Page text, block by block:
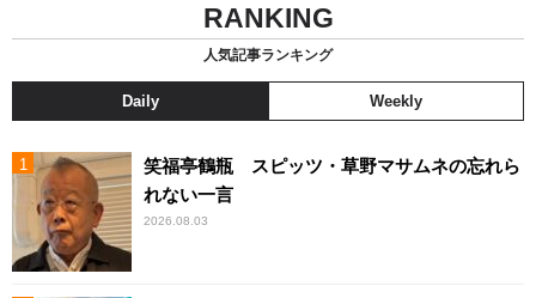
RANKING
人気記事ランキング
Daily Weekly
笑福亭鶴瓶 スピッツ・草野マサムネの忘れら
れない一言
2026.08.03